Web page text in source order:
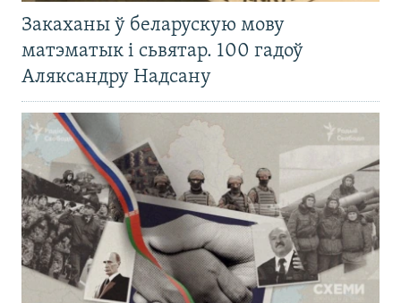
Закаханы ў беларускую мову
матэматык і сьвятар. 100 гадоў
Аляксандру Надсану